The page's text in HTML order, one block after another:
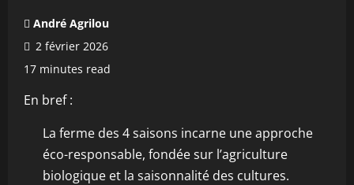
André Agrilou
2 février 2026
17 minutes read
En bref :
La ferme des 4 saisons incarne une approche
éco-responsable, fondée sur l’agriculture
biologique et la saisonnalité des cultures.